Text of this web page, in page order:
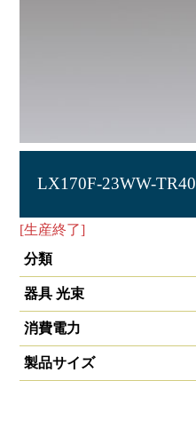
LX170F-23WW-TR40
[生産終了]
分類
器具 光束
消費電力
製品サイズ